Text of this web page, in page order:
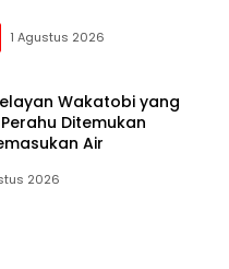
1 Agustus 2026
Wakatobi yang
Ditemukan
Air
2026